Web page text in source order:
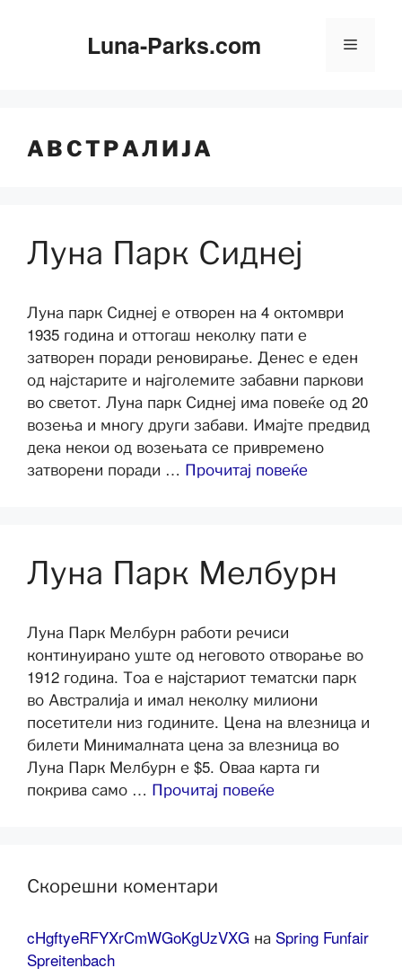
Luna-Parks.com Мени
АВСТРАЛИЈА
Луна Парк Сиднеј
Луна парк Сиднеј е отворен на 4 октомври
1935 година и оттогаш неколку пати е
затворен поради реновирање. Денес е еден
од најстарите и најголемите забавни паркови
во светот. Луна парк Сиднеј има повеќе од 20
возења и многу други забави. Имајте предвид
дека некои од возењата се привремено
затворени поради … Прочитај повеќе
Луна Парк Мелбурн
Луна Парк Мелбурн работи речиси
континуирано уште од неговото отворање во
1912 година. Тоа е најстариот тематски парк
во Австралија и имал неколку милиони
посетители низ годините. Цена на влезница и
билети Минималната цена за влезница во
Луна Парк Мелбурн е $5. Оваа карта ги
покрива само … Прочитај повеќе
Скорешни коментари
cHgftyeRFYXrCmWGoKgUzVXG на Spring Funfair
Spreitenbach